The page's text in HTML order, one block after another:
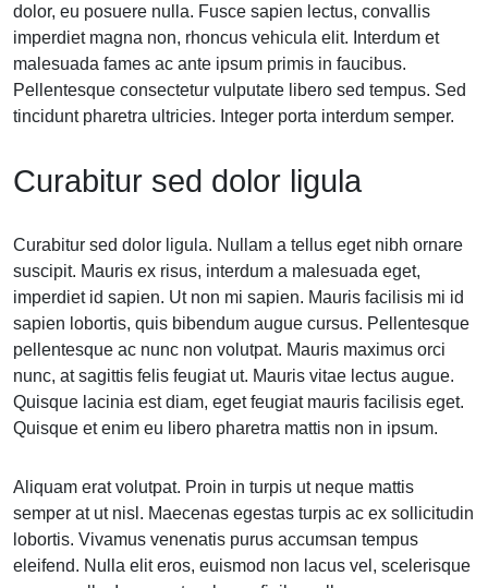
dolor, eu posuere nulla. Fusce sapien lectus, convallis
imperdiet magna non, rhoncus vehicula elit. Interdum et
malesuada fames ac ante ipsum primis in faucibus.
Pellentesque consectetur vulputate libero sed tempus. Sed
tincidunt pharetra ultricies. Integer porta interdum semper.
Curabitur sed dolor ligula
Curabitur sed dolor ligula. Nullam a tellus eget nibh ornare
suscipit. Mauris ex risus, interdum a malesuada eget,
imperdiet id sapien. Ut non mi sapien. Mauris facilisis mi id
sapien lobortis, quis bibendum augue cursus. Pellentesque
pellentesque ac nunc non volutpat. Mauris maximus orci
nunc, at sagittis felis feugiat ut. Mauris vitae lectus augue.
Quisque lacinia est diam, eget feugiat mauris facilisis eget.
Quisque et enim eu libero pharetra mattis non in ipsum.
Aliquam erat volutpat. Proin in turpis ut neque mattis
semper at ut nisl. Maecenas egestas turpis ac ex sollicitudin
lobortis. Vivamus venenatis purus accumsan tempus
eleifend. Nulla elit eros, euismod non lacus vel, scelerisque